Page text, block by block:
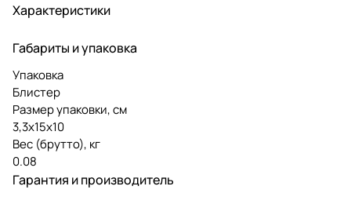
Характеристики
Габариты и упаковка
Упаковка
Блистер
Размер упаковки, см
3,3х15х10
Вес (брутто), кг
0.08
Гарантия и производитель